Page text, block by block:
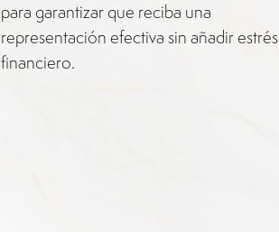
para garantizar que reciba una
representación efectiva sin añadir estrés
financiero.